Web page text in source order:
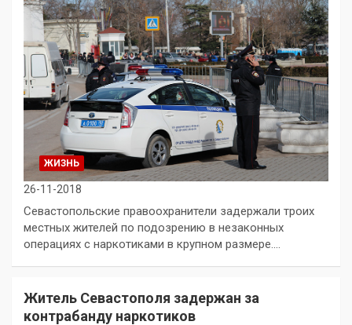
ЖИЗНЬ
26-11-2018
Севастопольские правоохранители задержали троих
местных жителей по подозрению в незаконных
операциях с наркотиками в крупном размере.…
Житель Севастополя задержан за
контрабанду наркотиков